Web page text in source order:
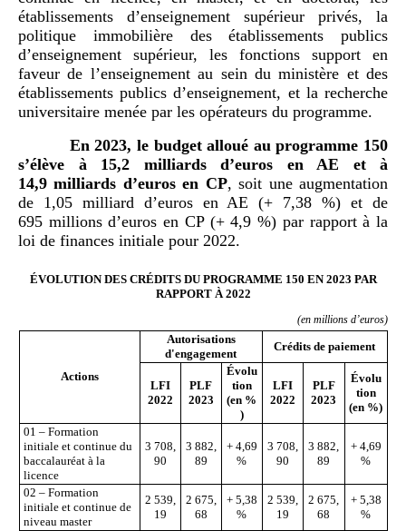
établissements d’enseignement supérieur privés, la
politique immobilière des établissements publics
d’enseignement supérieur, les fonctions support en
faveur de l’enseignement au sein du ministère et des
établissements publics d’enseignement, et la recherche
universitaire menée par les opérateurs du programme.
En 2023, le budget alloué au programme 150
s’élève à 15,2
milliards d’euros en AE et à
14,9 milliards d’euros en CP, soit une augmentation
de 1,05 milliard d’euros en AE (+ 7,38 %) et de
695 millions d’euros en CP (+ 4,9 %) par rapport à la
loi de finances initiale pour 2022.
ÉVOLUTION DES CRÉDITS DU PROGRAMME 150 EN 2023 PAR
RAPPORT À 2022
(en millions d’euros)
Actions
Autorisations
d'engagement
Crédits de paiement
LFI
2022
PLF
2023
Évolu
tion
(en %
)
LFI
2022
PLF
2023
Évolu
tion
(en %)
01 – Formation
initiale et continue du
baccalauréat à la
licence
3 708,
90
3 882,
89
+ 4,69
%
3 708,
90
3 882,
89
+ 4,69
%
02 – Formation
initiale et continue de
niveau master
2 539,
19
2 675,
68
+ 5,38
%
2 539,
19
2 675,
68
+ 5,38
%